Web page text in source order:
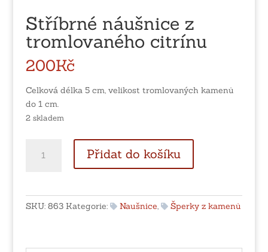
Stříbrné náušnice z
tromlovaného citrínu
200Kč
Celková délka 5 cm, velikost tromlovaných kamenů
do 1 cm.
2 skladem
náušnice
Přidat do košíku
SKU: 863 Kategorie: Naušnice, Šperky z kamenů